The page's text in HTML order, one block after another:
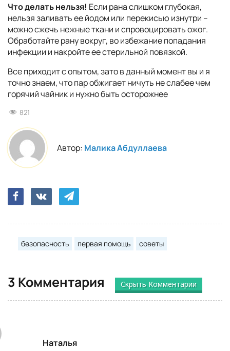
Что делать нельзя! Если рана слишком глубокая,
нельзя заливать ее йодом или перекисью изнутри –
можно сжечь нежные ткани и спровоцировать ожог.
Обработайте рану вокруг, во избежание попадания
инфекции и накройте ее стерильной повязкой.
Все приходит с опытом, зато в данный момент вы и я
точно знаем, что пар обжигает ничуть не слабее чем
горячий чайник и нужно быть осторожнее
821
Автор: Малика Абдуллаева
безопасность первая помощь советы
3 Комментария Скрыть Комментарии
Наталья